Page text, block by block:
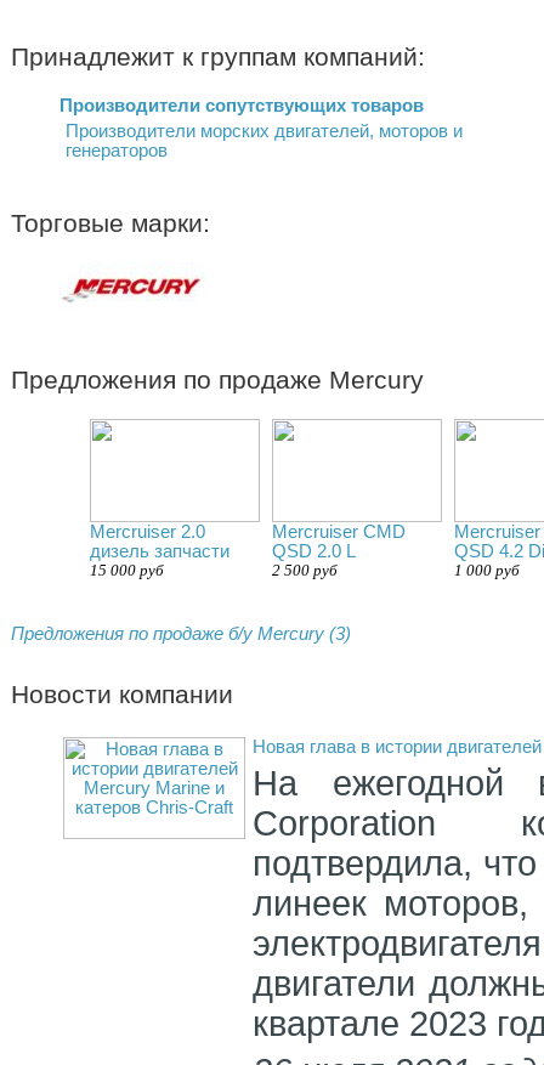
Принадлежит к группам компаний:
Производители сопутствующих товаров
Производители морских двигателей, моторов и
генераторов
Торговые марки:
Предложения по продаже Mercury
Mercruiser 2.0
дизель запчасти
15 000 руб
Mercruiser CMD
QSD 2.0 L
2 500 руб
QSD 4.2
1 000 руб
Предложения по продаже б/у Mercury (3)
Новости компании
Новая глава в истории
На ежегодной
Corporation
подтвердила,
линеек
двигатели
квартале 2023